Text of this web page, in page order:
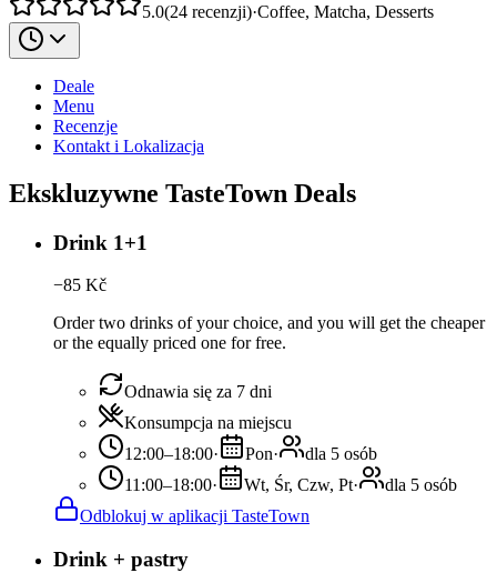
5.0(24 recenzji)·Coffee, Matcha, Desserts
Deale
Menu
Recenzje
Kontakt i Lokalizacja
Ekskluzywne TasteTown Deals
Drink 1+1
−85 Kč
Order two drinks of your choice, and you will get the cheaper
or the equally priced one for free.
Odnawia się za 7 dni
Konsumpcja na miejscu
12:00–18:00· Pon·
dla 5 osób
11:00–18:00· Wt, Śr, Czw, Pt·
dla 5 osób
Odblokuj w aplikacji TasteTown
Drink + pastry